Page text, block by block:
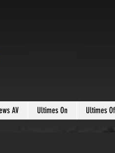
AV Ultimes On Ultimes